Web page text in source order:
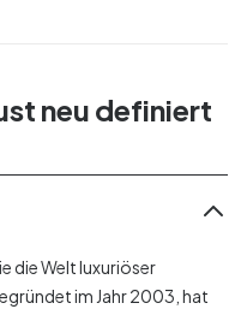
neu definiert
die Welt luxuriöser
im Jahr 2003, hat